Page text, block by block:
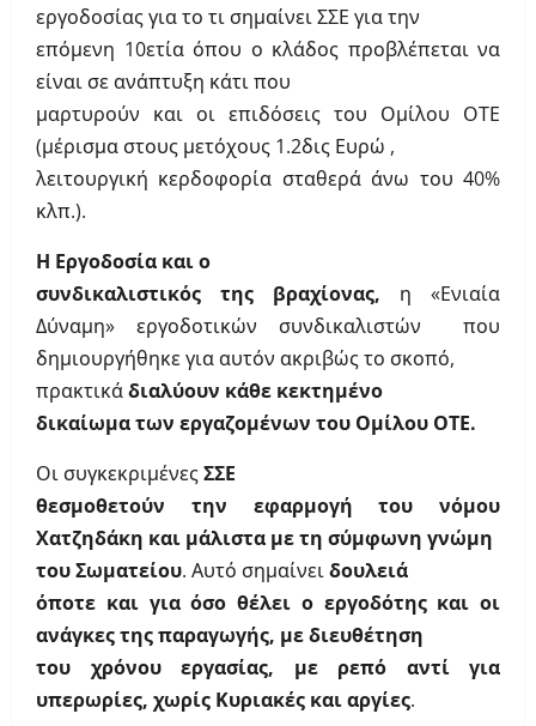
εργοδοσίας για το τι σημαίνει ΣΣΕ για την
επόμενη 10ετία όπου ο κλάδος προβλέπεται να
είναι σε ανάπτυξη κάτι που
μαρτυρούν και οι επιδόσεις του Ομίλου ΟΤΕ
(μέρισμα στους μετόχους 1.2δις Ευρώ ,
λειτουργική κερδοφορία σταθερά άνω του 40%
κλπ.).
Η Εργοδοσία και ο
συνδικαλιστικός της βραχίονας, η «Ενιαία
Δύναμη» εργοδοτικών συνδικαλιστών
που
δημιουργήθηκε για αυτόν ακριβώς το σκοπό,
πρακτικάδιαλύουν κάθε κεκτημένο
δικαίωμα των εργαζομένων του Ομίλου ΟΤΕ.
Οι συγκεκριμένεςΣΣΕ
θεσμοθετούν την εφαρμογή του νόμου
Χατζηδάκη και μάλιστα με τη σύμφωνη γνώμη
του Σωματείου. Αυτό σημαίνειδουλειά
όποτε και για όσο θέλει ο εργοδότης και οι
ανάγκες της παραγωγής, με διευθέτηση
του χρόνου εργασίας, με ρεπό αντί για
υπερωρίες, χωρίς Κυριακές και αργίες.